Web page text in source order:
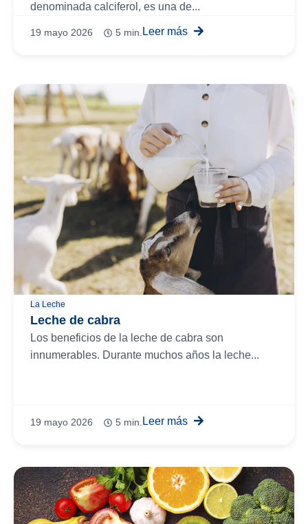
denominada calciferol, es una de...
19 mayo 2026 5 min. Leer más
La Leche
Leche de cabra
Los beneficios de la leche de cabra son
innumerables. Durante muchos años la leche...
19 mayo 2026 5 min. Leer más